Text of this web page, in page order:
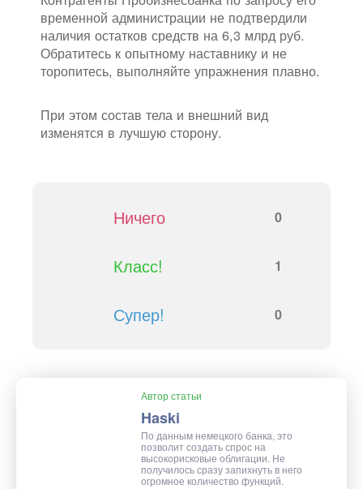
временной администрации не подтвердили
наличия остатков средств на 6,3 млрд руб.
Обратитесь к опытному наставнику и не
торопитесь, выполняйте упражнения плавно.
При этом состав тела и внешний вид
изменятся в лучшую сторону.
Ничего 0
Класс! 1
Супер! 0
Автор статьи
Haski
По данным немецкого банка, это
позволит создать спрос на
высокорисковые облигации. Не
получилось сразу запихнуть в него
огромное количество функций.